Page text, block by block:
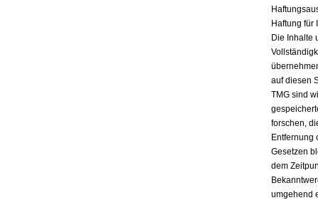
Haftung für
Die Inhalte
auf diesen
TMG sind
forschen,
Entfernung
Gesetzen
dem
umgehend